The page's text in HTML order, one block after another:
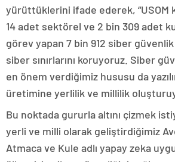
yürüttüklerini ifade ederek, “USOM
14 adet sektörel ve 2 bin 309 adet
görev yapan 7 bin 912 siber
siber sınırlarını koruyoruz. Siber
en önem verdiğimiz hususu da
üretimine yerlilik ve millilik
Bu noktada gururla altını çizmek
yerli ve milli olarak geliştirdiğimiz
Atmaca ve Kule adlı yapay zeka